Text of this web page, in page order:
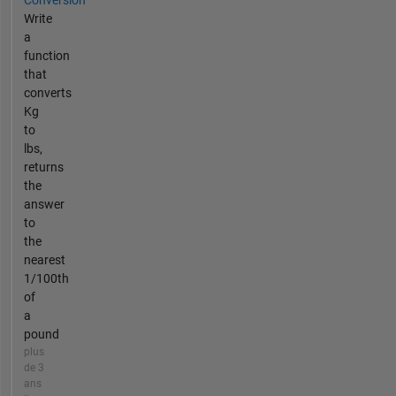
Write
a
function
that
converts
Kg
to
lbs,
returns
the
answer
to
the
nearest
1/100th
of
a
pound
plus
de 3
ans